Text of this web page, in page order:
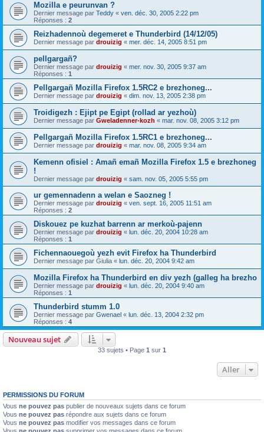
Mozilla e peurunvan ?
Dernier message par Teddy « ven. déc. 30, 2005 2:22 pm
Réponses : 2
Reizhadennoù degemeret e Thunderbird (14/12/05)
Dernier message par drouizig « mer. déc. 14, 2005 8:51 pm
pellgargañ?
Dernier message par drouizig « mer. nov. 30, 2005 9:37 am
Réponses : 1
Pellgargañ Mozilla Firefox 1.5RC2 e brezhoneg...
Dernier message par drouizig « dim. nov. 13, 2005 2:38 pm
Troidigezh : Ejipt pe Egipt (rollad ar yezhoù)
Dernier message par Gweladenner-kozh « mar. nov. 08, 2005 3:12 pm
Pellgargañ Mozilla Firefox 1.5RC1 e brezhoneg...
Dernier message par drouizig « mar. nov. 08, 2005 9:34 am
Kemenn ofisiel : Amañ emañ Mozilla Firefox 1.5 e brezhoneg
!
Dernier message par drouizig « sam. nov. 05, 2005 5:55 pm
ur gemennadenn a welan e Saozneg !
Dernier message par drouizig « ven. sept. 16, 2005 11:51 am
Réponses : 2
Diskouez pe kuzhat barrenn ar merkoù-pajenn
Dernier message par drouizig « lun. déc. 20, 2004 10:28 am
Réponses : 1
Fichennaouegoù yezh evit Firefox ha Thunderbird
Dernier message par Giulia « lun. déc. 20, 2004 9:42 am
Mozilla Firefox ha Thunderbird en div yezh (galleg ha brezho
Dernier message par drouizig « lun. déc. 20, 2004 9:40 am
Réponses : 1
Thunderbird stumm 1.0
Dernier message par Gwenael « lun. déc. 13, 2004 2:32 pm
Réponses : 4
Nouveau sujet
33 sujets • Page 1 sur 1
Aller
PERMISSIONS DU FORUM
Vous ne pouvez pas publier de nouveaux sujets dans ce forum
Vous ne pouvez pas répondre aux sujets dans ce forum
Vous ne pouvez pas modifier vos messages dans ce forum